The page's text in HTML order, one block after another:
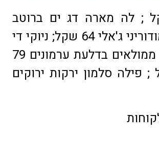
פיצות מהטאבון 71 שקל ; לה מארה דג ים ברוטב
חריימה 73 שקל ; מגוון פסטות, פומודוריני ג'אלי 64 שקל; ניוקי די
קסטניה 78 שקל; רוטלו גלילי פסטה ממולאים בדלעת ערמונים 79
לחם בריוש 84 שקל ; פילה סלמון ירקות ירוקים